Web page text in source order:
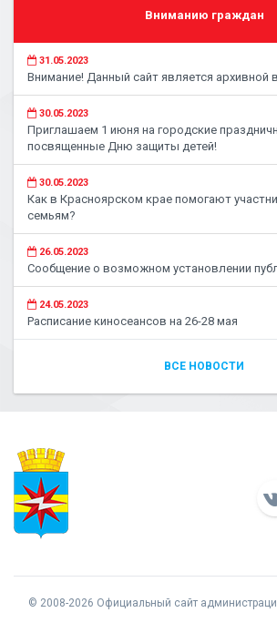
Вниманию граждан
31.05.2023
Внимание! Данный сайт является архивной
30.05.2023
Приглашаем 1 июня на городские
посвященные Дню защиты детей!
30.05.2023
Как в Красноярском крае помогают
семьям?
26.05.2023
Сообщение о возможном установлении
24.05.2023
Расписание киносеансов на 26-28 мая
ВСЕ НОВОСТИ
© 2008-2026 Официальный сайт